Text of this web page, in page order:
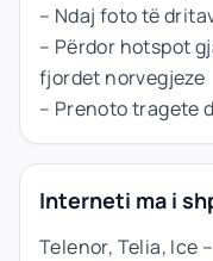
– Ndaj foto të
– Përdor hotspot
fjordet norvegjeze
– Prenoto tragete
Interneti ma i
Telenor, Telia, Ice